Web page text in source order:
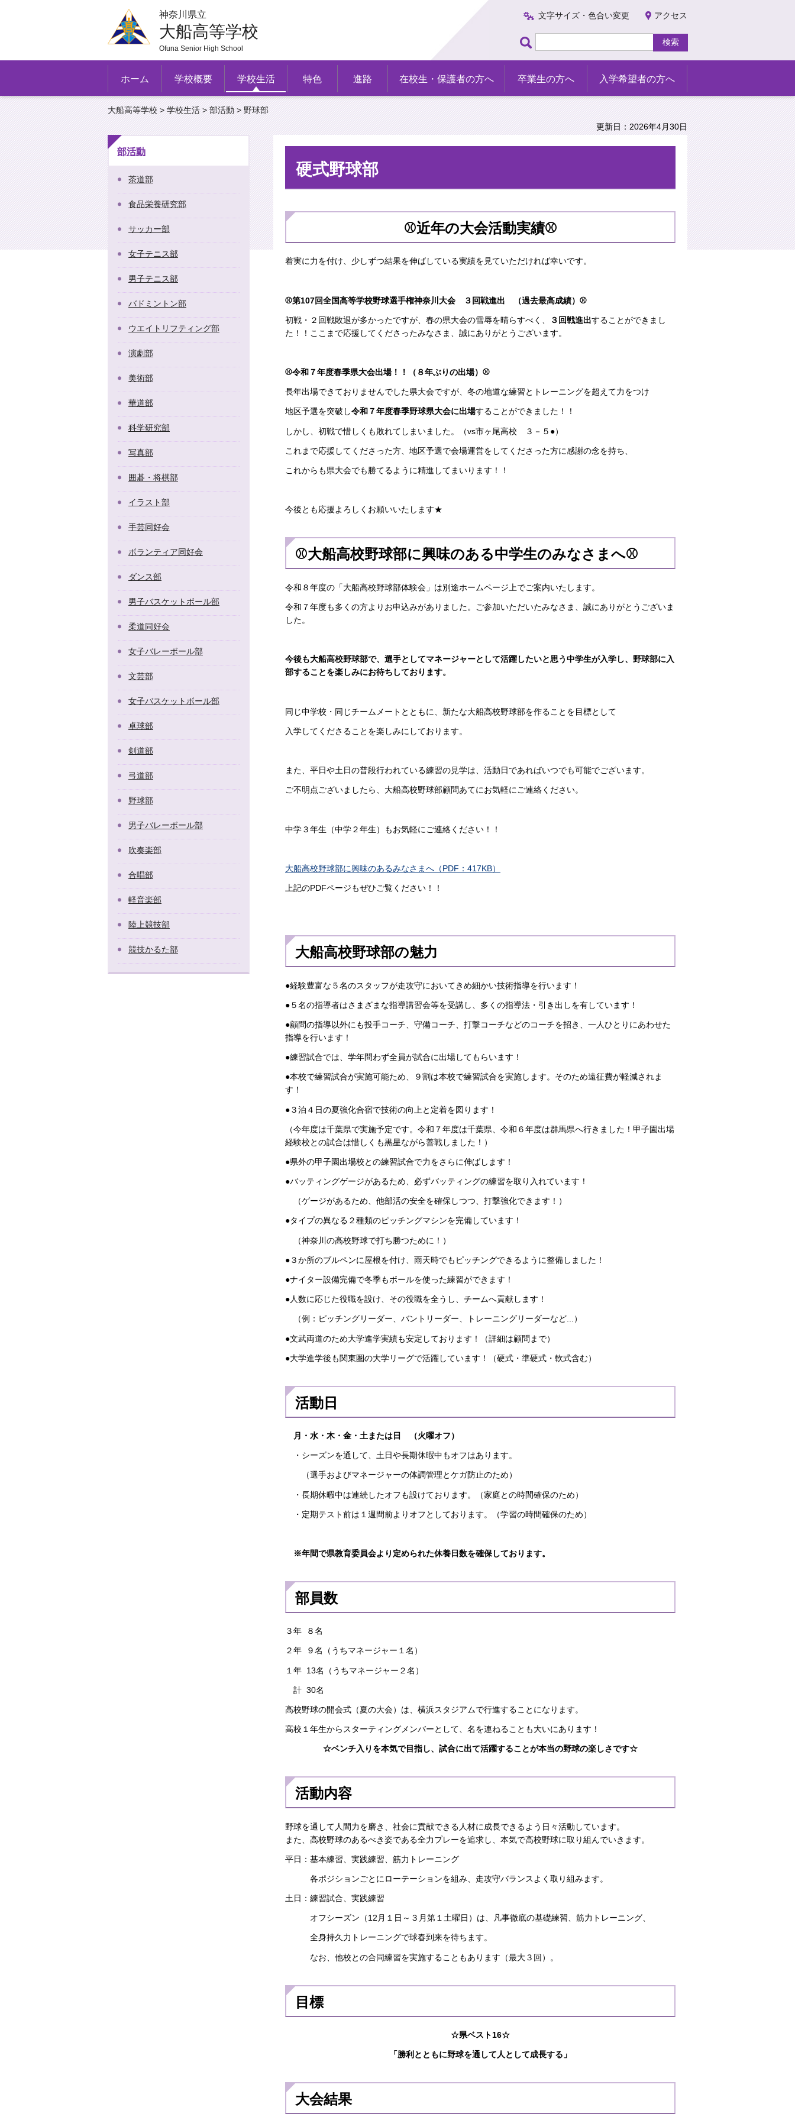
神奈川県立
大船高等学校
Ofuna Senior High School
文字サイズ・色合い変更 アクセス
ホーム 学校概要 学校生活 特色 進路 在校生・保護者の方へ 卒業生の方へ 入学希望者の方へ
大船高等学校>学校生活>部活動> 野球部
更新日：2026年4月30日
部活動
茶道部
食品栄養研究部
サッカー部
女子テニス部
男子テニス部
バドミントン部
ウエイトリフティング部
演劇部
美術部
華道部
科学研究部
写真部
囲碁・将棋部
イラスト部
手芸同好会
ボランティア同好会
ダンス部
男子バスケットボール部
柔道同好会
女子バレーボール部
文芸部
女子バスケットボール部
卓球部
剣道部
弓道部
野球部
男子バレーボール部
吹奏楽部
合唱部
軽音楽部
陸上競技部
競技かるた部
硬式野球部
⚾近年の大会活動実績⚾
着実に力を付け、少しずつ結果を伸ばしている実績を見ていただければ幸いです。
⚾第107回全国高等学校野球選手権神奈川大会 ３回戦進出 （過去最高成績）⚾
初戦・２回戦敗退が多かったですが、春の県大会の雪辱を晴らすべく、 ３回戦進出することができまし
た！！ここまで応援してくださったみなさま、誠にありがとうございます。
⚾令和７年度春季県大会出場！！（８年ぶりの出場）⚾
長年出場できておりませんでした県大会ですが、冬の地道な練習とトレーニングを超えて力をつけ
地区予選を突破し令和７年度春季野球県大会に出場することができました！！
しかし、初戦で惜しくも敗れてしまいました。（vs市ヶ尾高校 ３－５●）
これまで応援してくださった方、地区予選で会場運営をしてくださった方に感謝の念を持ち、
これからも県大会でも勝てるように精進してまいります！！
今後とも応援よろしくお願いいたします★
⚾大船高校野球部に興味のある中学生のみなさまへ⚾
令和８年度の「大船高校野球部体験会」は別途ホームページ上でご案内いたします。
令和７年度も多くの方よりお申込みがありました。ご参加いただいたみなさま、誠にありがとうございま
した。
今後も大船高校野球部で、選手としてマネージャーとして活躍したいと思う中学生が入学し、野球部に入
部することを楽しみにお待ちしております。
同じ中学校・同じチームメートとともに、新たな大船高校野球部を作ることを目標として
入学してくださることを楽しみにしております。
また、平日や土日の普段行われている練習の見学は、活動日であればいつでも可能でございます。
ご不明点ございましたら、大船高校野球部顧問あてにお気軽にご連絡ください。
中学３年生（中学２年生）もお気軽にご連絡ください！！
大船高校野球部に興味のあるみなさまへ（PDF：417KB）
上記のPDFページもぜひご覧ください！！
大船高校野球部の魅力
●経験豊富な５名のスタッフが走攻守においてきめ細かい技術指導を行います！
●５名の指導者はさまざまな指導講習会等を受講し、多くの指導法・引き出しを有しています！
●顧問の指導以外にも投手コーチ、守備コーチ、打撃コーチなどのコーチを招き、一人ひとりにあわせた
指導を行います！
●練習試合では、学年問わず全員が試合に出場してもらいます！
●本校で練習試合が実施可能ため、９割は本校で練習試合を実施します。そのため遠征費が軽減されま
す！
●３泊４日の夏強化合宿で技術の向上と定着を図ります！
（今年度は千葉県で実施予定です。令和７年度は千葉県、令和６年度は群馬県へ行きました！甲子園出場
経験校との試合は惜しくも黒星ながら善戦しました！）
●県外の甲子園出場校との練習試合で力をさらに伸ばします！
●バッティングゲージがあるため、必ずバッティングの練習を取り入れています！
（ゲージがあるため、他部活の安全を確保しつつ、打撃強化できます！）
●タイプの異なる２種類のピッチングマシンを完備しています！
（神奈川の高校野球で打ち勝つために！）
●３か所のブルペンに屋根を付け、雨天時でもピッチングできるように整備しました！
●ナイター設備完備で冬季もボールを使った練習ができます！
●人数に応じた役職を設け、その役職を全うし、チームへ貢献します！
（例：ピッチングリーダー、バントリーダー、トレーニングリーダーなど...）
●文武両道のため大学進学実績も安定しております！（詳細は顧問まで）
●大学進学後も関東圏の大学リーグで活躍しています！（硬式・準硬式・軟式含む）
活動日
月・水・木・金・土または日 （火曜オフ）
・シーズンを通して、土日や長期休暇中もオフはあります。
（選手およびマネージャーの体調管理とケガ防止のため）
・長期休暇中は連続したオフも設けております。（家庭との時間確保のため）
・定期テスト前は１週間前よりオフとしております。（学習の時間確保のため）
※年間で県教育委員会より定められた休養日数を確保しております。
部員数
３年 ８名
２年 ９名（うちマネージャー１名）
１年 13名（うちマネージャー２名）
計 30名
高校野球の開会式（夏の大会）は、横浜スタジアムで行進することになります。
高校１年生からスターティングメンバーとして、名を連ねることも大いにあります！
☆ベンチ入りを本気で目指し、試合に出て活躍することが本当の野球の楽しさです☆
活動内容
野球を通して人間力を磨き、社会に貢献できる人材に成長できるよう日々活動しています。
また、高校野球のあるべき姿である全力プレーを追求し、本気で高校野球に取り組んでいきます。
平日：基本練習、実践練習、筋力トレーニング
各ポジションごとにローテーションを組み、走攻守バランスよく取り組みます。
土日：練習試合、実践練習
オフシーズン（12月１日～３月第１土曜日）は、凡事徹底の基礎練習、筋力トレーニング、
全身持久力トレーニングで球春到来を待ちます。
なお、他校との合同練習を実施することもあります（最大３回）。
目標
☆県ベスト16☆
「勝利とともに野球を通して人として成長する」
大会結果